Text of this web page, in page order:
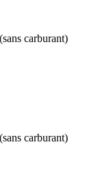
carburant)
carburant)